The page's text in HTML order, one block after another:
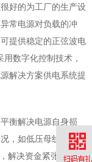
好的为工厂的生产设
常电源对负载的冲
提供稳定的正弦波电
数字化控制技术，
解决方案供电系统提
衡解决电源自身损
，如低压母线已配有
解决资金紧张难题。